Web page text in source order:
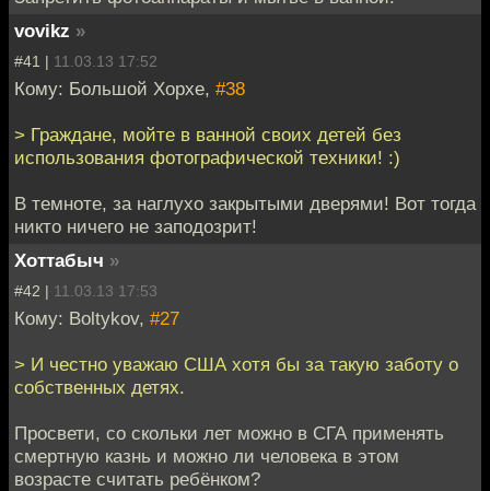
vovikz »
#41 | 11.03.13 17:52
Кому: Большой Хорхе, #38
> Граждане, мойте в ванной своих детей без
использования фотографической техники! :)
В темноте, за наглухо закрытыми дверями! Вот тогда
никто ничего не заподозрит!
Хоттабыч »
#42 | 11.03.13 17:53
Кому: Boltykov, #27
> И честно уважаю США хотя бы за такую заботу о
собственных детях.
Просвети, со скольки лет можно в СГА применять
смертную казнь и можно ли человека в этом
возрасте считать ребёнком?